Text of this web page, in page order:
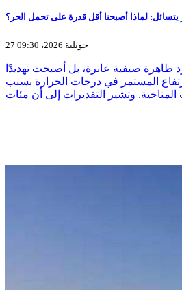
يتسائل: لماذا أصبحنا أقل قدرة على تحمل الحر؟
27 جويلية 2026، 09:30
ظاهرة صيفية عابرة، بل أصبحت تهديدًا
المستمر في درجات الحرارة بسبب